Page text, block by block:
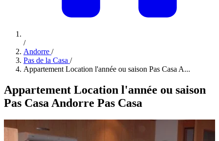
/
Andorre /
Pas de la Casa /
Appartement Location l'année ou saison Pas Casa A...
Appartement Location l'année ou saison
Pas Casa Andorre Pas Casa